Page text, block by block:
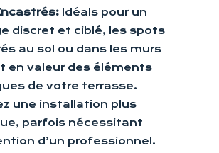
Idéals pour un
discret et ciblé, les spots
au sol ou dans les murs
en valeur des éléments
de votre terrasse.
une installation plus
parfois nécessitant
d’un professionnel.